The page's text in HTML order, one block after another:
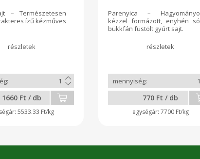
– Természetesen
ízű kézműves
1660 Ft / db
5533.33 Ft/kg
Parenyica –
kézzel formázott, enyhén
bükkfán füstölt gyúrt sajt.
770 Ft / db
7700 Ft/kg